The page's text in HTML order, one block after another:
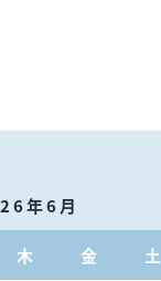
年6月
木 金 土